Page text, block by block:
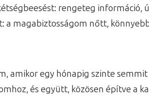
rengeteg információ,
a magabiztosságom nőtt,
amikor egy hónapig szinte
és együtt, közösen építve a